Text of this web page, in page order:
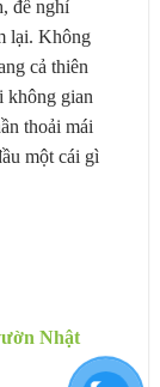
để nghỉ
lại. Không
cả thiên
không gian
thoải mái
một cái gì
Nhật